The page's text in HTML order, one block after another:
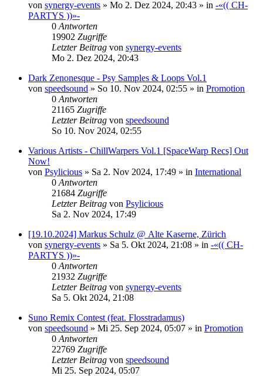
von synergy-events » Mo 2. Dez 2024, 20:43 » in -«(( CH-
PARTYS ))»-
0 Antworten
19902 Zugriffe
Letzter Beitrag von synergy-events
Mo 2. Dez 2024, 20:43
Dark Zenonesque - Psy Samples & Loops Vol.1
von speedsound » So 10. Nov 2024, 02:55 » in Promotion
0 Antworten
21165 Zugriffe
Letzter Beitrag von speedsound
So 10. Nov 2024, 02:55
Various Artists - ChillWarpers Vol.1 [SpaceWarp Recs] Out
Now!
von Psylicious » Sa 2. Nov 2024, 17:49 » in International
0 Antworten
21684 Zugriffe
Letzter Beitrag von Psylicious
Sa 2. Nov 2024, 17:49
[19.10.2024] Markus Schulz @ Alte Kaserne, Zürich
von synergy-events » Sa 5. Okt 2024, 21:08 » in -«(( CH-
PARTYS ))»-
0 Antworten
21932 Zugriffe
Letzter Beitrag von synergy-events
Sa 5. Okt 2024, 21:08
Suno Remix Contest (feat. Flosstradamus)
von speedsound » Mi 25. Sep 2024, 05:07 » in Promotion
0 Antworten
22769 Zugriffe
Letzter Beitrag von speedsound
Mi 25. Sep 2024, 05:07